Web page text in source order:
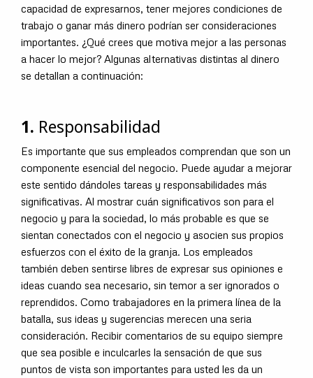
capacidad de expresarnos, tener mejores condiciones de
trabajo o ganar más dinero podrían ser consideraciones
importantes. ¿Qué crees que motiva mejor a las personas
a hacer lo mejor? Algunas alternativas distintas al dinero
se detallan a continuación:
1. Responsabilidad
Es importante que sus empleados comprendan que son un
componente esencial del negocio. Puede ayudar a mejorar
este sentido dándoles tareas y responsabilidades más
significativas. Al mostrar cuán significativos son para el
negocio y para la sociedad, lo más probable es que se
sientan conectados con el negocio y asocien sus propios
esfuerzos con el éxito de la granja. Los empleados
también deben sentirse libres de expresar sus opiniones e
ideas cuando sea necesario, sin temor a ser ignorados o
reprendidos. Como trabajadores en la primera línea de la
batalla, sus ideas y sugerencias merecen una seria
consideración. Recibir comentarios de su equipo siempre
que sea posible e inculcarles la sensación de que sus
puntos de vista son importantes para usted les da un